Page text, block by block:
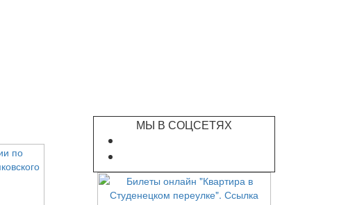
МЫ В СОЦСЕТЯХ